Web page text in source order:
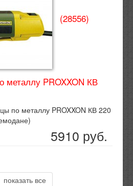
(28556)
металлу PROXXON КВ
по металлу PROXXON КВ 220
5910 руб.
показать все